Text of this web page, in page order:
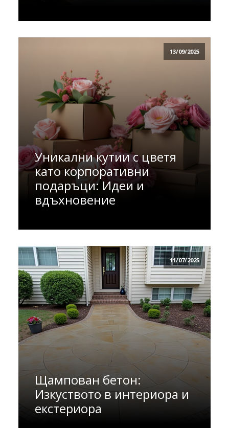
13/09/2025
Уникални кутии с цветя
като корпоративни
подаръци: Идеи и
вдъхновение
11/07/2025
Щампован бетон:
Изкуството в интериора и
екстериора